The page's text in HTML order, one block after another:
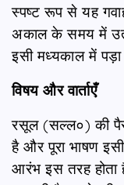
स्पष्ट रूप से यह
अकाल के समय में
इसी मध्यकाल में
विषय और वार्ताएँ
रसूल (सल्ल०) की
है और पूरा भाषण
आरंभ इस तरह होता